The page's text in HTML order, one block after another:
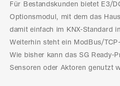
Für Bestandskunden bietet E3/
Optionsmodul, mit dem das
damit einfach im KNX-Standard
Weiterhin steht ein ModBus/
Wie bisher kann das SG Ready-
Sensoren oder Aktoren genutzt